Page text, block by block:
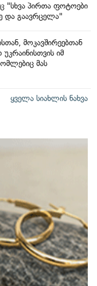
"სხვა პირთა ფოტოები
და გაავრცელა"
მოკავშირეებთან
იმ
მას
ყველა სიახლის ნახვა